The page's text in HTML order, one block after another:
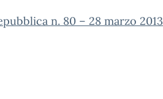
n. 80 – 28 marzo 2013